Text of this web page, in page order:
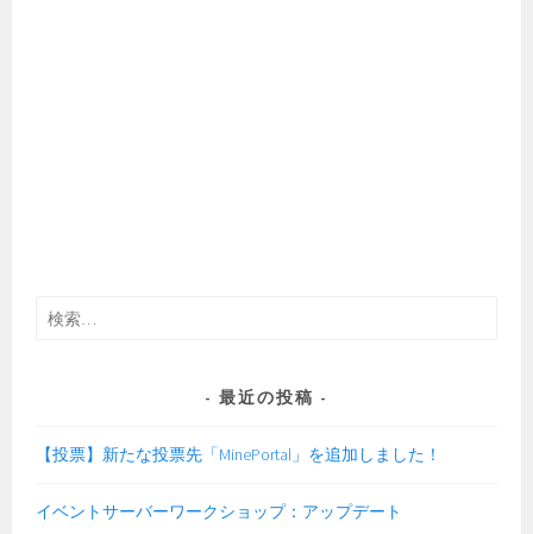
検
最近の投稿
【投票】新たな投票先「MinePortal」を追加しました！
イベントサーバーワークショップ：アップデート